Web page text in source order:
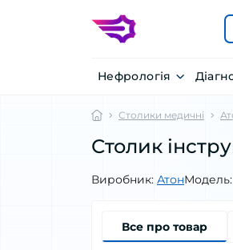
Нефрологія
Столики медичні
Столик
Виробник: АтонМодель:
Все про товар